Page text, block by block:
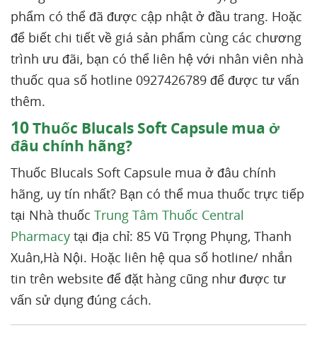
phẩm có thể đã được cập nhật ở đầu trang. Hoặc
để biết chi tiết về giá sản phẩm cùng các chương
trình ưu đãi, bạn có thể liên hệ với nhân viên nhà
thuốc qua số hotline 0927426789 để được tư vấn
thêm.
10Thuốc Blucals Soft Capsule mua ở
đâu chính hãng?
Thuốc Blucals Soft Capsule mua ở đâu chính
hãng, uy tín nhất? Bạn có thể mua thuốc trực tiếp
tại Nhà thuốc Trung Tâm Thuốc Central
Pharmacy tại địa chỉ: 85 Vũ Trọng Phụng, Thanh
Xuân,Hà Nội. Hoặc liên hệ qua số hotline/ nhắn
tin trên website để đặt hàng cũng như được tư
vấn sử dụng đúng cách.